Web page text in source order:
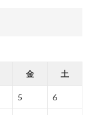
金 土
5 6